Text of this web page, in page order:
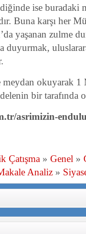
ise buradaki
Buna karşı her
yaşanan zulme
duyurmak,
okuyarak 1
bir tarafında
asrimizin-
Çatışma » Genel »
Analiz »